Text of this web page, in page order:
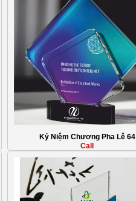
Kỷ Niệm Chương Pha Lê 64
Call